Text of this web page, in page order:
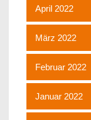
April 2022
März 2022
Februar 2022
Januar 2022